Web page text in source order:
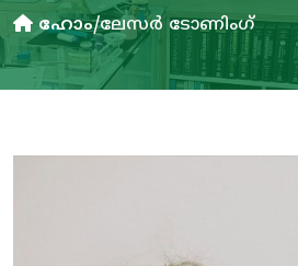
ഹോം/ലേസർ ടോണിംഗ്